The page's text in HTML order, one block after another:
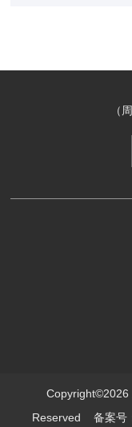
（
Copyright©2026
Reserved备案号